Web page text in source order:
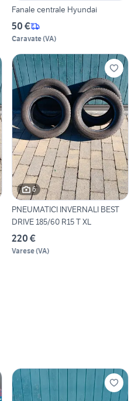
Fanale centrale Hyundai
50 €
Caravate(VA)
6
PNEUMATICI INVERNALI BEST
DRIVE 185/60 R15 T XL
220 €
Varese(VA)